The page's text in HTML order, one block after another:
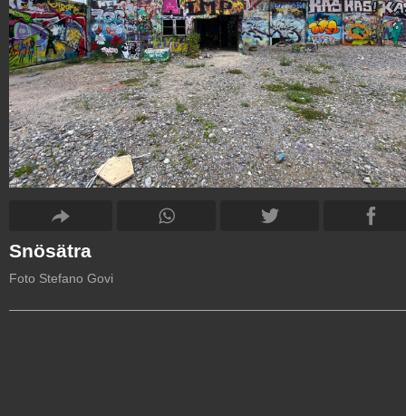
Snösätra
Foto Stefano Govi